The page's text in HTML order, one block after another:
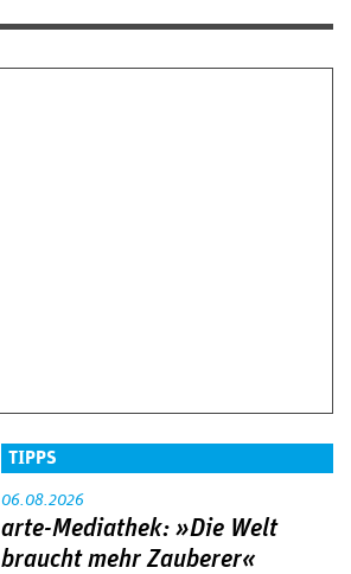
TIPPS
06.08.2026
arte-Mediathek: »Die Welt
braucht mehr Zauberer«